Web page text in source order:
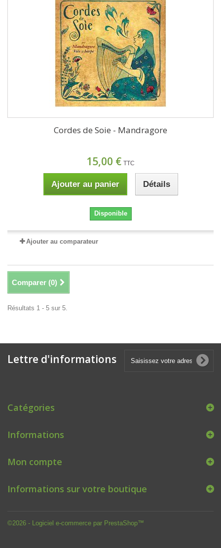
Cordes de Soie - Mandragore
15,00 € TTC
Ajouter au panier Détails
Disponible
Ajouter au comparateur
Comparer (0)
Résultats 1 - 5 sur 5.
Lettre d'informations
Catégories
Informations
©2026 - Logiciel e-commerce par PrestaShop™
Mon compte
Informations sur votre boutique